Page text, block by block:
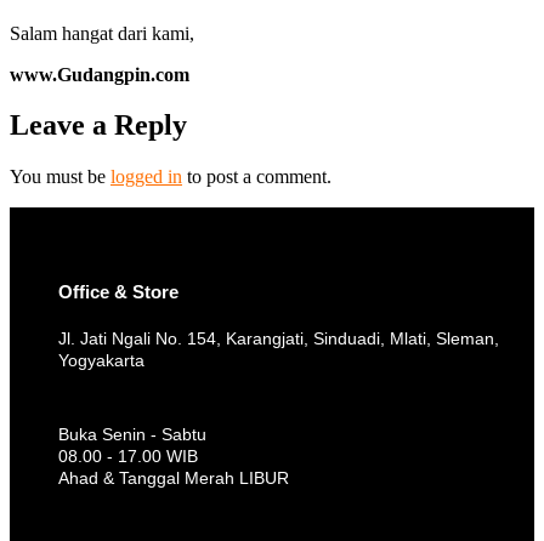
Salam hangat dari kami,
www.Gudangpin.com
Leave a Reply
You must be logged in to post a comment.
Office & Store
Jl. Jati Ngali No. 154, Karangjati, Sinduadi, Mlati, Sleman,
Yogyakarta
Buka Senin - Sabtu
08.00 - 17.00 WIB
Ahad & Tanggal Merah LIBUR